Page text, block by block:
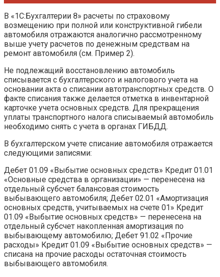
В «1С:Бухгалтерии 8» расчеты по страховому
возмещению при полной или конструктивной гибели
автомобиля отражаются аналогично рассмотренному
выше учету расчетов по денежным средствам на
ремонт автомобиля (см. Пример 2).
Не подлежащий восстановлению автомобиль
списывается с бухгалтерского и налогового учета на
основании акта о списании автотранспортных средств. О
факте списания также делается отметка в инвентарной
карточке учета основных средств. Для прекращения
уплаты транспортного налога списываемый автомобиль
необходимо снять с учета в органах ГИБДД.
В бухгалтерском учете списание автомобиля отражается
следующими записями:
Дебет 01.09 «Выбытие основных средств» Кредит 01.01
«Основные средства в организации» — перенесена на
отдельный субсчет балансовая стоимость
выбывающего автомобиля; Дебет 02.01 «Амортизация
основных средств, учитываемых на счете 01» Кредит
01.09 «Выбытие основных средств» — перенесена на
отдельный субсчет накопленная амортизация по
выбывающему автомобилю; Дебет 91.02 «Прочие
расходы» Кредит 01.09 «Выбытие основных средств» —
списана на прочие расходы остаточная стоимость
выбывающего автомобиля.